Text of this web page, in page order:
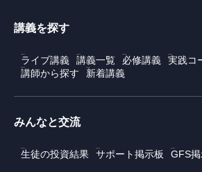
講義を探す
ライブ講義 講義一覧 必修講義 実践コ
講師から探す
新着講義
みんなと交流
生徒の投資結果 サポート掲示板 GFS掲